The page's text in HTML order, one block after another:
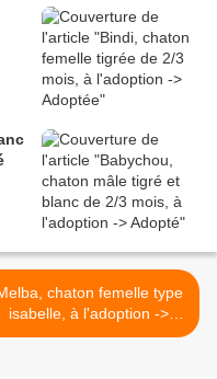
chaton femelle type
isabelle, à l'adoption ->
adoptée >